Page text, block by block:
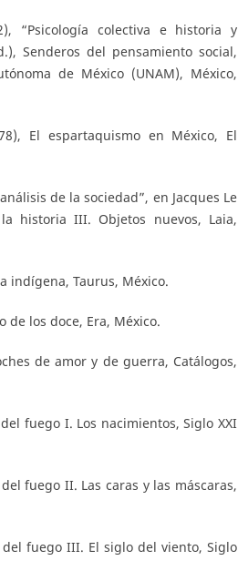
“Psicología colectiva e historia y
Senderos del pensamiento social,
de México (UNAM), México,
El espartaquismo en México, El
de la sociedad”, en Jacques Le
historia III. Objetos nuevos, Laia,
indígena, Taurus, México.
de los doce, Era, México.
de amor y de guerra, Catálogos,
fuego I. Los nacimientos, Siglo XXI
fuego II. Las caras y las máscaras,
fuego III. El siglo del viento, Siglo